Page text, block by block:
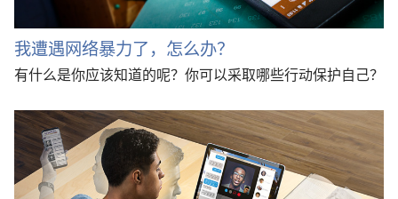
我遭遇网络暴力了，怎么办？
有什么是你应该知道的呢？你可以采取哪些行动保护自己？